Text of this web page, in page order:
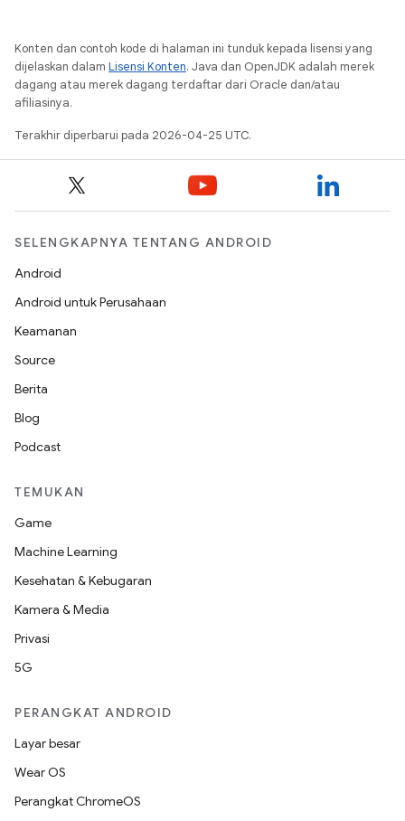
Konten dan contoh kode di halaman ini tunduk kepada lisensi yang
dijelaskan dalam Lisensi Konten. Java dan OpenJDK adalah merek
dagang atau merek dagang terdaftar dari Oracle dan/atau
afiliasinya.
Terakhir diperbarui pada 2026-04-25 UTC.
SELENGKAPNYA TENTANG ANDROID
Android
Android untuk Perusahaan
Keamanan
Source
Berita
Blog
Podcast
TEMUKAN
Game
Machine Learning
Kesehatan & Kebugaran
Kamera & Media
Privasi
5G
PERANGKAT ANDROID
Layar besar
Wear OS
Perangkat ChromeOS